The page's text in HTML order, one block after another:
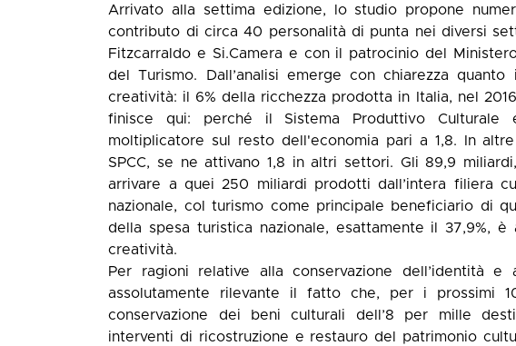
Arrivato alla settima edizione, lo studio propone
contributo di circa 40 personalità di punta nei diversi
Fitzcarraldo e Si.Camera e con il patrocinio del
del Turismo. Dall’analisi emerge con chiarezza
creatività: il 6% della ricchezza prodotta in Italia, nel
finisce qui: perché il Sistema Produttivo
moltiplicatore sul resto dell'economia pari a 1,8. In
SPCC, se ne attivano 1,8 in altri settori. Gli 89,9
arrivare a quei 250 miliardi prodotti dall’intera filiera
nazionale, col turismo come principale beneficiario di
della spesa turistica nazionale, esattamente il 37,9%,
creatività.
Per ragioni relative alla conservazione dell’identità e
assolutamente rilevante il fatto che, per i prossimi
conservazione dei beni culturali dell’8 per mille
interventi di ricostruzione e restauro del patrimonio